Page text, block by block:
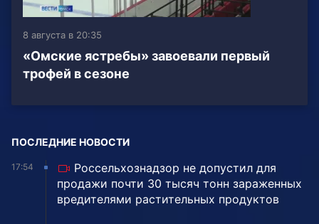
8 августа в 20:35
«Омские ястребы» завоевали первый
трофей в сезоне
ПОСЛЕДНИЕ НОВОСТИ
17:54
Россельхознадзор не допустил для
продажи почти 30 тысяч тонн зараженных
вредителями растительных продуктов